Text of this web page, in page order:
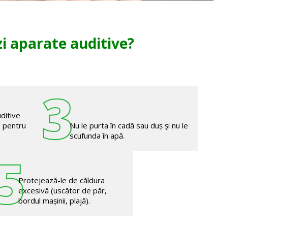
aparate auditive?
pentru
3Nu le purta în cadă sau duș și nu le
scufunda în apă.
Protejează-le de căldura
excesivă (uscător de păr,
bordul mașinii, plajă).